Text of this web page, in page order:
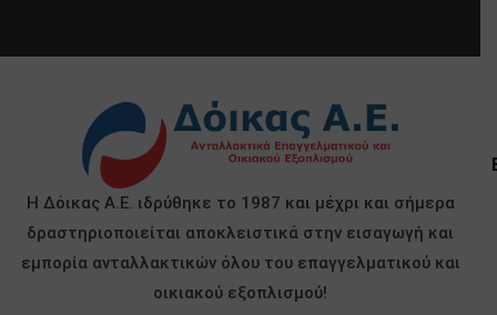
Η Δόικας Α.Ε. ιδρύθηκε το 1987 και μέχρι και σήμερα
δραστηριοποιείται αποκλειστικά στην εισαγωγή και
εμπορία ανταλλακτικών όλου του επαγγελματικού και
οικιακού εξοπλισμού!